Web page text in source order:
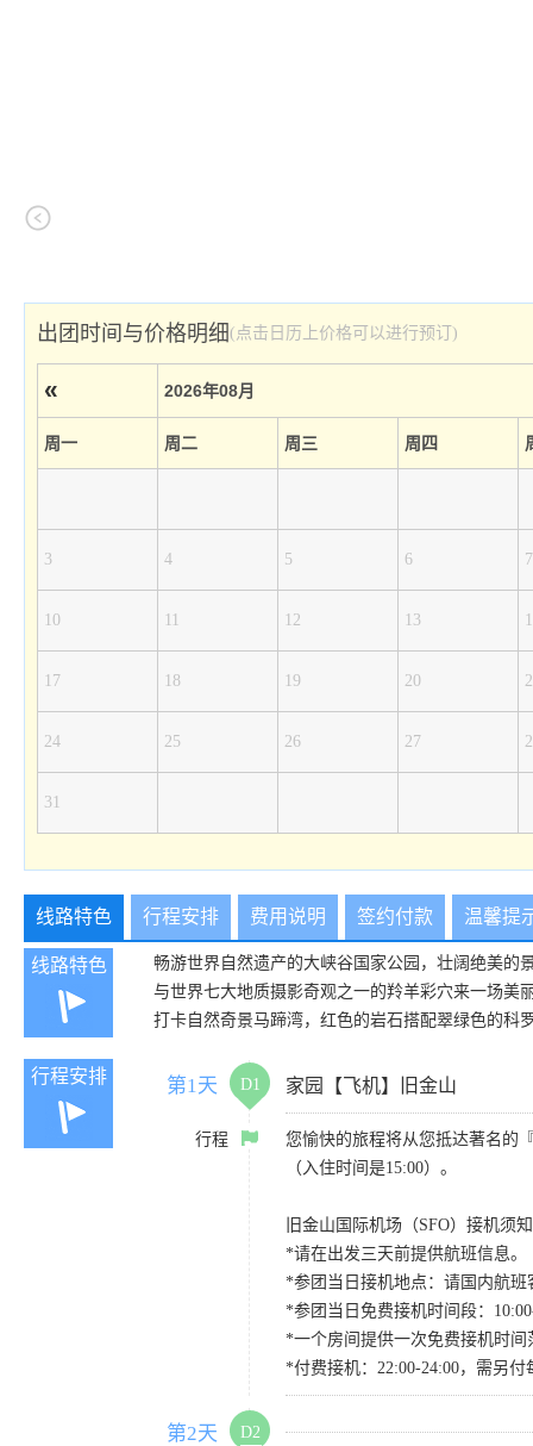
出团时间与价格明细(点击日历上价格可以进行预订)
« 2026年08月
周一 周二 周三 周四
3 4 5 6 7
10 11 12 13
17 18 19 20
24 25 26 27
31
线路特色 行程安排 费用说明 签约付款 温馨提
线路特色
畅游世界自然遗产的大峡谷国家公园，壮阔绝美的
与世界七大地质摄影奇观之一的羚羊彩穴来一场美
打卡自然奇景马蹄湾，红色的岩石搭配翠绿色的科
行程安排 第1天 D1 家园【飞机】旧金山
行程
您愉快的旅程将从您抵达著名的
（入住时间是15:00）。
旧金山国际机场（SFO）接机须
*请在出发三天前提供航班信息。
*参团当日接机地点：请国内航班
*参团当日免费接机时间段：
*一个房间提供一次免费接机时
*付费接机：22:00-24:00，需另
第2天
D2